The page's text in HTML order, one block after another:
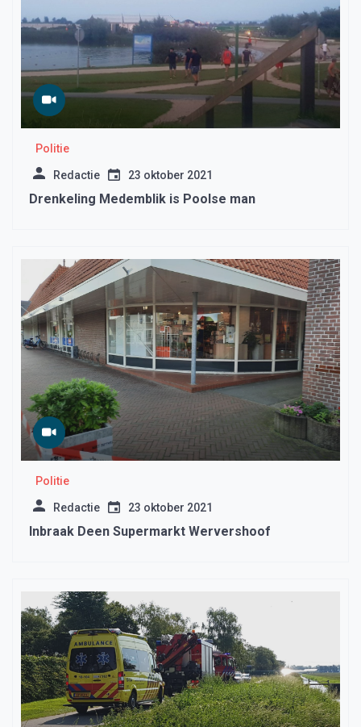
Politie
Redactie 23 oktober 2021
Drenkeling Medemblik is Poolse man
Politie
Redactie 23 oktober 2021
Inbraak Deen Supermarkt Wervershoof